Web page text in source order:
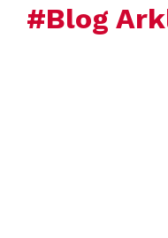
#Blog